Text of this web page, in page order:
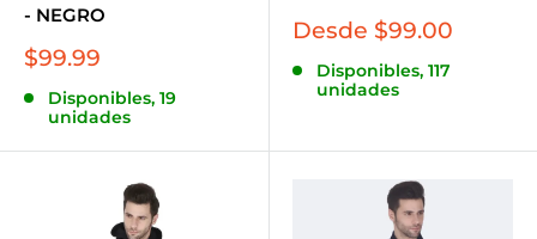
- NEGRO
Precio
venta
$99.99
Disponibles, 19
unidades
Precio
venta
Desde $99.00
Disponibles, 117
unidades